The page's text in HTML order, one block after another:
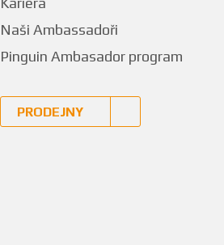
Naši Ambassadoři
Pinguin Ambasador program
PRODEJNY